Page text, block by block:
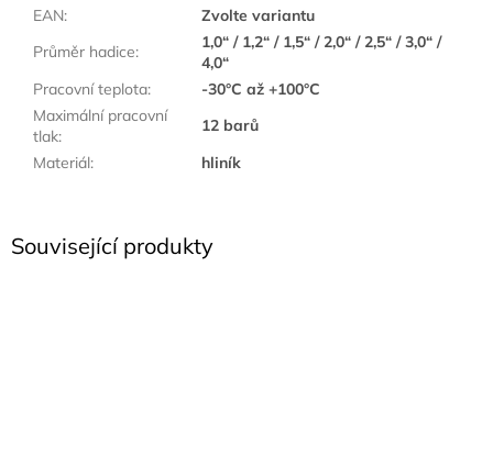
Související produkty
EAN:
Zvolte variantu
Průměr hadice:
1,0“ / 1,2“ / 1,5“ / 2,0“ / 2,5“ / 3,0“ /
4,0“
Pracovní teplota:
-30°C až +100°C
Maximální pracovní
tlak:
12 barů
Materiál: hliník